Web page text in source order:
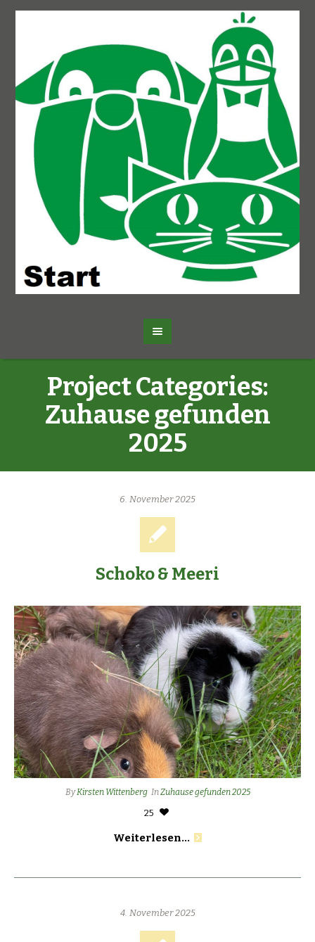
Project Categories:
Zuhause gefunden
2025
6. November 2025
Schoko & Meeri
ByKirsten Wittenberg InZuhause gefunden 2025
25
Weiterlesen...
4. November 2025